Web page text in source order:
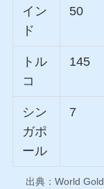
イン
ド
50
トル
コ
145
シン
ガポ
ール
7
出典：World